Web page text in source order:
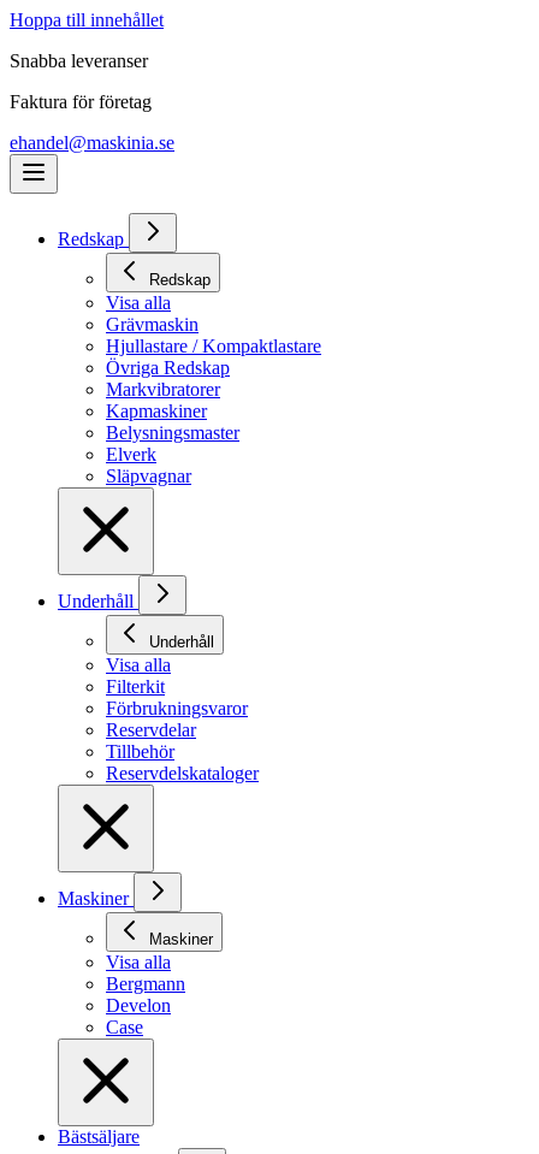
Hoppa till innehållet
Snabba leveranser
Faktura för företag
ehandel@maskinia.se
Redskap
Redskap
Visa alla
Grävmaskin
Hjullastare / Kompaktlastare
Övriga Redskap
Markvibratorer
Kapmaskiner
Belysningsmaster
Elverk
Släpvagnar
Underhåll
Underhåll
Visa alla
Filterkit
Förbrukningsvaror
Reservdelar
Tillbehör
Reservdelskataloger
Maskiner
Maskiner
Visa alla
Bergmann
Develon
Case
Bästsäljare